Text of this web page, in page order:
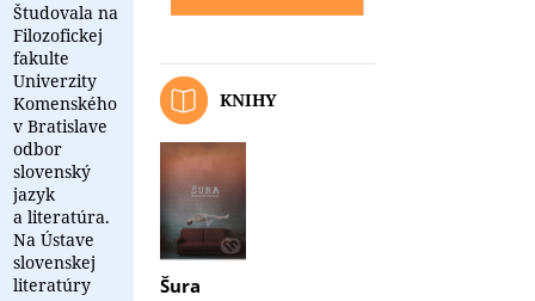
Študovala na
Filozofickej
fakulte
Univerzity
Komenského
v Bratislave
odbor
slovenský
jazyk
a literatúra.
Na Ústave
slovenskej
literatúry
KNIHY
Šura